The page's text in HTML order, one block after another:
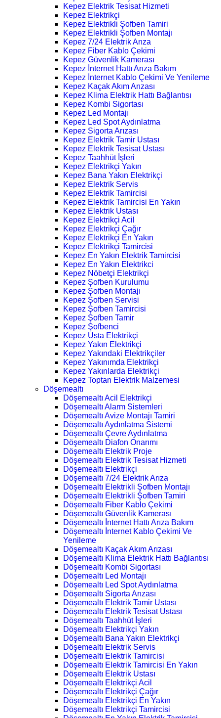
Kepez Elektrik Tesisat Hizmeti
Kepez Elektrikçi
Kepez Elektrikli Şofben Tamiri
Kepez Elektrikli Şofben Montajı
Kepez 7/24 Elektrik Arıza
Kepez Fiber Kablo Çekimi
Kepez Güvenlik Kamerası
Kepez İnternet Hattı Arıza Bakım
Kepez İnternet Kablo Çekimi Ve Yenileme
Kepez Kaçak Akım Arızası
Kepez Klima Elektrik Hattı Bağlantısı
Kepez Kombi Sigortası
Kepez Led Montajı
Kepez Led Spot Aydınlatma
Kepez Sigorta Arızası
Kepez Elektrik Tamir Ustası
Kepez Elektrik Tesisat Ustası
Kepez Taahhüt İşleri
Kepez Elektrikçi Yakın
Kepez Bana Yakın Elektrikçi
Kepez Elektrik Servis
Kepez Elektrik Tamircisi
Kepez Elektrik Tamircisi En Yakın
Kepez Elektrik Ustası
Kepez Elektrikçi Acil
Kepez Elektrikçi Çağır
Kepez Elektrikçi En Yakın
Kepez Elektrikçi Tamircisi
Kepez En Yakın Elektrik Tamircisi
Kepez En Yakın Elektrikci
Kepez Nöbetçi Elektrikçi
Kepez Şofben Kurulumu
Kepez Şofben Montajı
Kepez Şofben Servisi
Kepez Şofben Tamircisi
Kepez Şofben Tamir
Kepez Şofbenci
Kepez Usta Elektrikçi
Kepez Yakın Elektrikçi
Kepez Yakındaki Elektrikçiler
Kepez Yakınımda Elektrikçi
Kepez Yakınlarda Elektrikçi
Kepez Toptan Elektrik Malzemesi
Döşemealtı
Döşemealtı Acil Elektrikçi
Döşemealtı Alarm Sistemleri
Döşemealtı Avize Montajı Tamiri
Döşemealtı Aydınlatma Sistemi
Döşemealtı Çevre Aydınlatma
Döşemealtı Diafon Onarımı
Döşemealtı Elektrik Proje
Döşemealtı Elektrik Tesisat Hizmeti
Döşemealtı Elektrikçi
Döşemealtı 7/24 Elektrik Arıza
Döşemealtı Elektrikli Şofben Montajı
Döşemealtı Elektrikli Şofben Tamiri
Döşemealtı Fiber Kablo Çekimi
Döşemealtı Güvenlik Kamerası
Döşemealtı İnternet Hattı Arıza Bakım
Döşemealtı İnternet Kablo Çekimi Ve
Yenileme
Döşemealtı Kaçak Akım Arızası
Döşemealtı Klima Elektrik Hattı Bağlantısı
Döşemealtı Kombi Sigortası
Döşemealtı Led Montajı
Döşemealtı Led Spot Aydınlatma
Döşemealtı Sigorta Arızası
Döşemealtı Elektrik Tamir Ustası
Döşemealtı Elektrik Tesisat Ustası
Döşemealtı Taahhüt İşleri
Döşemealtı Elektrikçi Yakın
Döşemealtı Bana Yakın Elektrikçi
Döşemealtı Elektrik Servis
Döşemealtı Elektrik Tamircisi
Döşemealtı Elektrik Tamircisi En Yakın
Döşemealtı Elektrik Ustası
Döşemealtı Elektrikçi Acil
Döşemealtı Elektrikçi Çağır
Döşemealtı Elektrikçi En Yakın
Döşemealtı Elektrikçi Tamircisi